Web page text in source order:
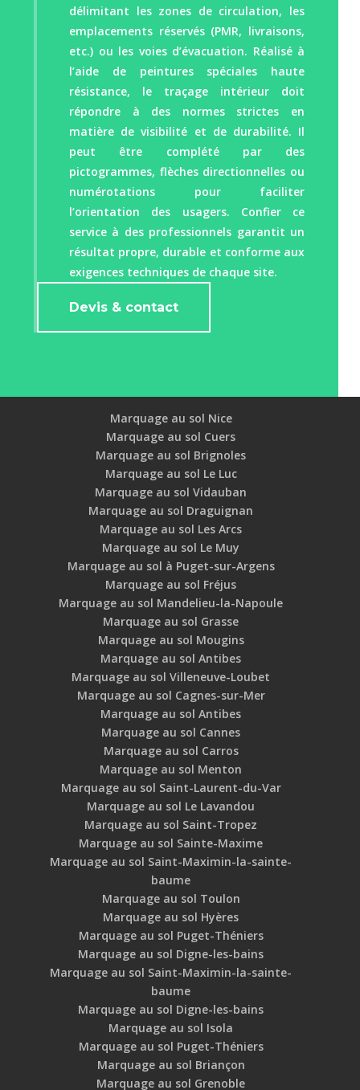
délimitant les zones de circulation, les
emplacements réservés (PMR, livraisons,
etc.) ou les voies d’évacuation. Réalisé à
l’aide de peintures spéciales haute
résistance, le traçage intérieur doit
répondre à des normes strictes en
matière de visibilité et de durabilité. Il
peut être complété par des
pictogrammes, flèches directionnelles ou
numérotations pour faciliter
l’orientation des usagers. Confier ce
service à des professionnels garantit un
résultat propre, durable et conforme aux
exigences techniques de chaque site.
Devis & contact
Marquage au sol Nice
Marquage au sol Cuers
Marquage au sol Brignoles
Marquage au sol Le Luc
Marquage au sol Vidauban
Marquage au sol Draguignan
Marquage au sol Les Arcs
Marquage au sol Le Muy
Marquage au sol à Puget-sur-Argens
Marquage au sol Fréjus
Marquage au sol Mandelieu-la-Napoule
Marquage au sol Grasse
Marquage au sol Mougins
Marquage au sol Antibes
Marquage au sol Villeneuve-Loubet
Marquage au sol Cagnes-sur-Mer
Marquage au sol Antibes
Marquage au sol Cannes
Marquage au sol Carros
Marquage au sol Menton
Marquage au sol Saint-Laurent-du-Var
Marquage au sol Le Lavandou
Marquage au sol Saint-Tropez
Marquage au sol Sainte-Maxime
Marquage au sol Saint-Maximin-la-sainte-
baume
Marquage au sol Toulon
Marquage au sol Hyères
Marquage au sol Puget-Théniers
Marquage au sol Digne-les-bains
Marquage au sol Saint-Maximin-la-sainte-
baume
Marquage au sol Digne-les-bains
Marquage au sol Isola
Marquage au sol Puget-Théniers
Marquage au sol Briançon
Marquage au sol Grenoble